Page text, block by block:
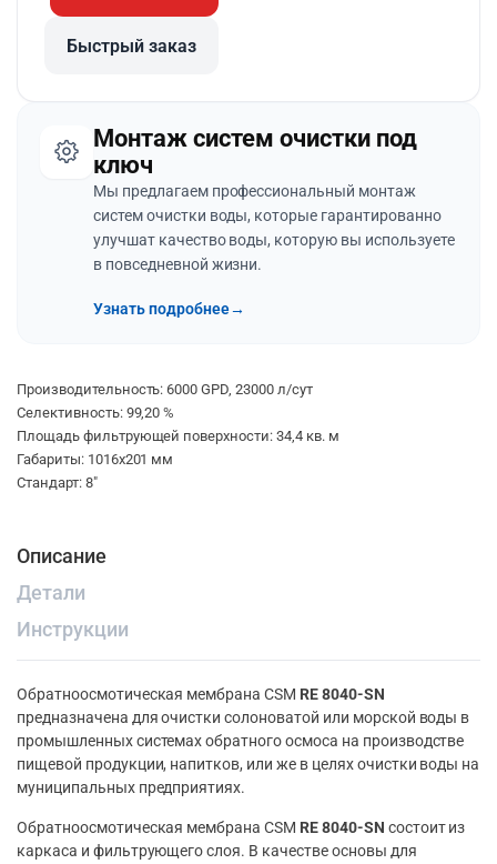
Быстрый заказ
Монтаж систем очистки под
ключ
Мы предлагаем профессиональный монтаж
систем очистки воды, которые гарантированно
улучшат качество воды, которую вы используете
в повседневной жизни.
Узнать подробнее→
Производительность: 6000 GPD, 23000 л/сут
Селективность: 99,20 %
Площадь фильтрующей поверхности: 34,4 кв. м
Габариты: 1016х201 мм
Стандарт: 8″
Описание
Детали
Инструкции
Обратноосмотическая мембрана CSM RE 8040-SN
предназначена для очистки солоноватой или морской воды в
промышленных системах обратного осмоса на производстве
пищевой продукции, напитков, или же в целях очистки воды на
муниципальных предприятиях.
Обратноосмотическая мембрана CSM RE 8040-SN состоит из
каркаса и фильтрующего слоя. В качестве основы для